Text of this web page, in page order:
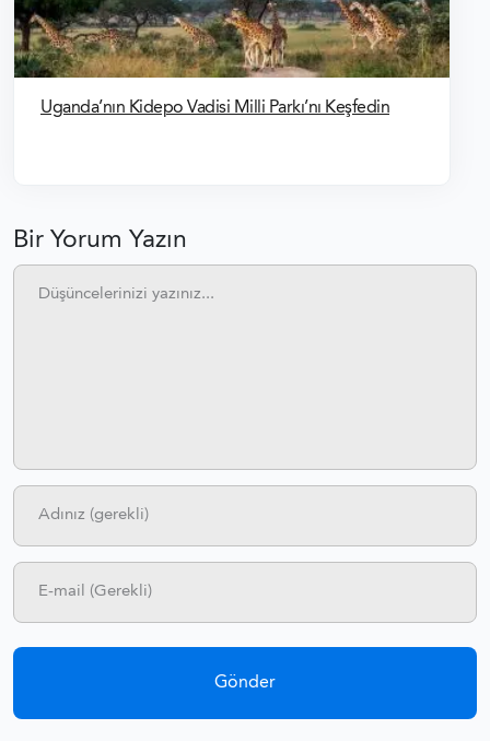
Uganda’nın Kidepo Vadisi Milli Parkı’nı Keşfedin
Bir Yorum Yazın